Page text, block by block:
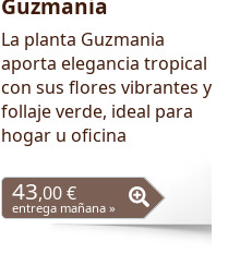
Guzmania
La planta Guzmania
aporta elegancia tropical
con sus flores vibrantes y
follaje verde, ideal para
hogar u oficina
43,00 €
entrega mañana »